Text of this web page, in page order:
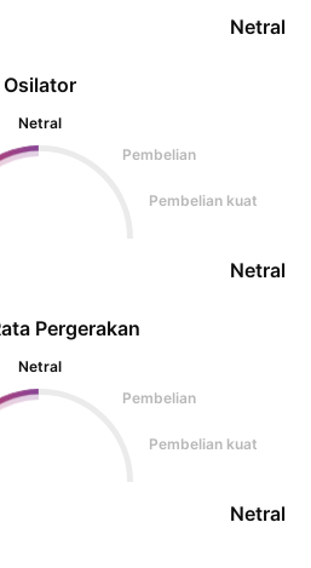
Osilator
Netral
Pembelian
Pembelian kuat
Netral
Netral
Pergerakan
Netral
Pembelian
Pembelian kuat
Netral